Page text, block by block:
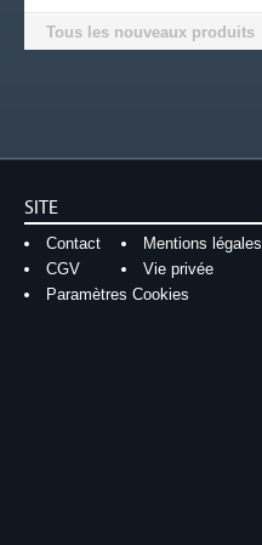
Tous les nouveaux produits
SITE
Contact
Mentions légales
CGV
Vie privée
Paramètres Cookies